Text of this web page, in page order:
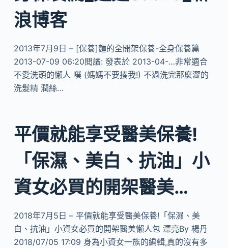
浪博客
2013年7月9日 – [保養]麵的全開架保養-全身保養篇
2013-07-09 06:20閱讀: 發表於 2013-04-…非常適合
不愛洗頭的懶人 噗 (媽媽不要揍我!) 不過洗完那麼澀的
洗髮精 潤絲…
平價就能享受醫美保養!
「保濕、美白、抗油」小
資女必買的開架醫美…
2018年7月5日 – 平價就能享受醫美保養!「保濕、美
白、抗油」小資女必買的開架醫美懶人包 漂亮By 楊丹
2018/07/05 17:09 身為小資女一族的編輯,真的沒有多